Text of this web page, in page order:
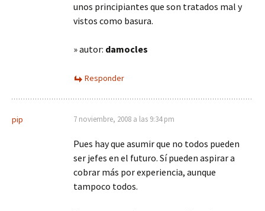
unos principiantes que son tratados mal y
vistos como basura.
» autor: damocles
Responder
pip 7 noviembre, 2008 a las 9:34 pm
Pues hay que asumir que no todos pueden
ser jefes en el futuro. Sí pueden aspirar a
cobrar más por experiencia, aunque
tampoco todos.